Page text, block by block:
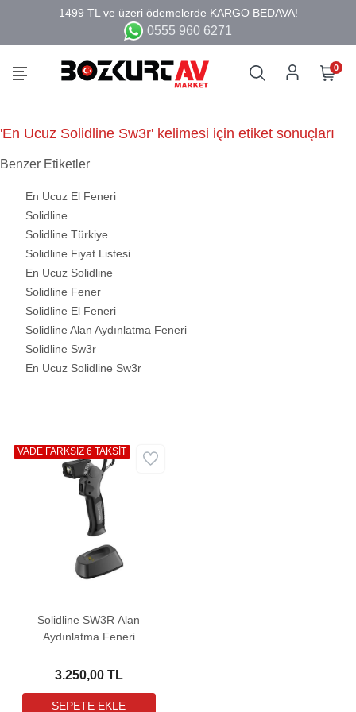
0555 960 6271
0
'En Ucuz Solidline Sw3r' kelimesi için etiket sonuçları
Benzer Etiketler
En Ucuz El Feneri
Solidline
Solidline Türkiye
Solidline Fiyat Listesi
En Ucuz Solidline
Solidline Fener
Solidline El Feneri
Solidline Alan Aydınlatma Feneri
Solidline Sw3r
En Ucuz Solidline Sw3r
Solidline SW3R Alan
Aydınlatma Feneri
3.250,00 TL
VADE FARKSIZ 6 TAKSİT